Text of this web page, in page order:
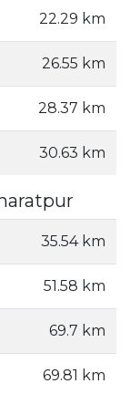
22.29 km
26.55 km
28.37 km
30.63 km
35.54 km
51.58 km
69.7 km
69.81 km